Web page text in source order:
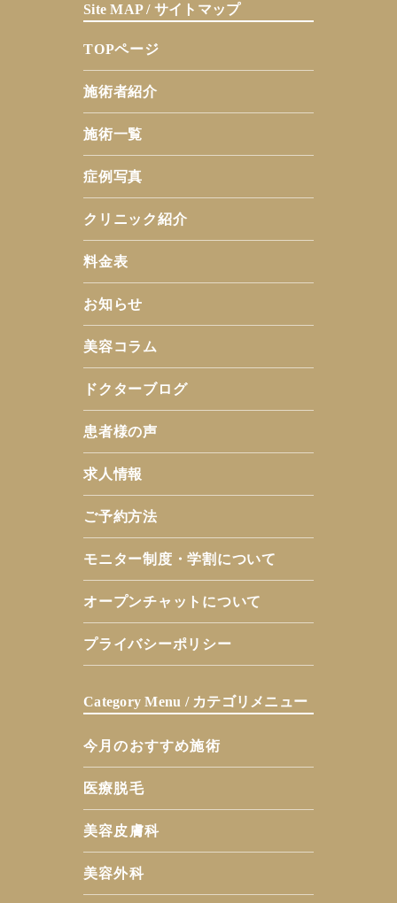
Site MAP / サイトマップ
TOPページ
施術者紹介
施術一覧
症例写真
クリニック紹介
料金表
お知らせ
美容コラム
ドクターブログ
患者様の声
求人情報
ご予約方法
モニター制度・学割について
オープンチャットについて
プライバシーポリシー
Category Menu / カテゴリメニュー
今月のおすすめ施術
医療脱毛
美容皮膚科
美容外科